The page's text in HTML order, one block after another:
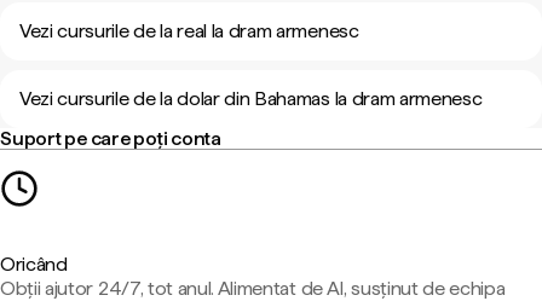
Vezi cursurile de la real la dram armenesc
Vezi cursurile de la dolar din Bahamas la dram armenesc
Suport pe care poți conta
Oricând
Obții ajutor 24/7, tot anul. Alimentat de AI, susținut de echipa